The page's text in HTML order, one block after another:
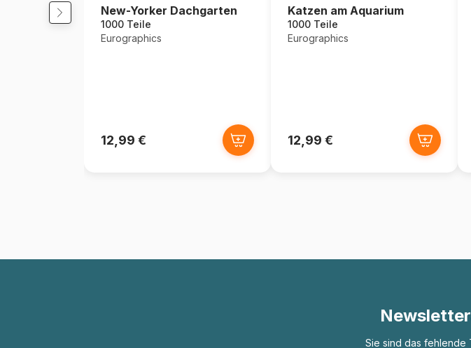
New-Yorker Dachgarten
1000 Teile
Eurographics
12,99 €
Katzen am Aquarium
1000 Teile
Eurographics
12,99 €
Sie sind das fehlende